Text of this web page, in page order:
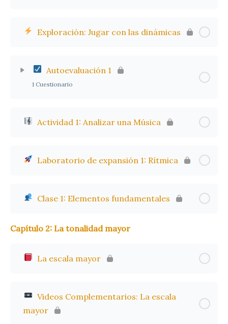
Exploración: Jugar con las dinámicas
Autoevaluación 1
1 Cuestionario
Actividad 1: Analizar una Música
Laboratorio de expansión 1: Rítmica
Clase 1: Elementos fundamentales
Capítulo 2: La tonalidad mayor
La escala mayor
Videos Complementarios: La escala
mayor